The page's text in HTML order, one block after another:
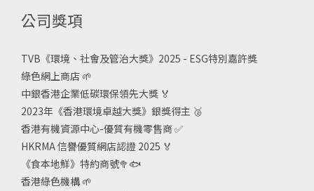
公司獎項
TVB《環境、社會及管治大獎》2025 - ESG特別嘉許獎
綠色網上商店 🌱
中銀香港企業低碳環保領先大獎 🏅
2023年《香港環境卓越大獎》銀獎得主 🥈
香港有機資源中心-優質有機零售商✅
HKRMA 信譽優質網店認證 2025 🏅
《食本地鮮》特約商號🥦🐟
香港綠色機構 🌱